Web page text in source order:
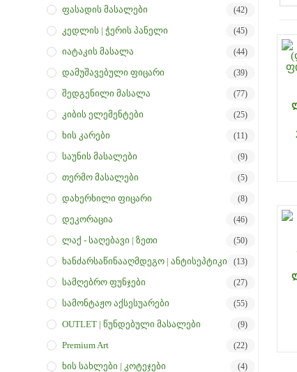
Ფასადის Მასალები (42)
Კედლის | Ჭერის Პანელი (45)
Იატაკის Მასალა (44)
Დამუშავებული Ფიცარი (39)
Შედგენილი Მასალა (77)
Კიბის Ელემენტები (25)
Ხის Კარები (11)
Საუნის Მასალები (9)
Თერმო Მასალები (5)
Დახერხილი Ფიცარი (8)
Დეკორაცია (46)
Ლაქ - Საღებავი | Ზეთი (50)
Ხანძარსაწინააღმდეგო | Ანტისეპტიკი (13)
Სამღებრო Ფუნჯები (27)
Სამონტაჟო Აქსესუარები (55)
OUTLET | Წუნდებული Მასალები (9)
Premium Art (22)
Ხის Სახლები | Კოტეჯები (4)